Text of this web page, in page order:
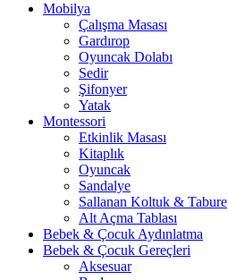
Mobilya
Çalışma Masası
Gardırop
⁠Oyuncak Dolabı
Sedir
Şifonyer
Yatak
Montessori
Etkinlik Masası
Kitaplık
Oyuncak
Sandalye
Sallanan Koltuk & Tabure
Alt Açma Tablası
Bebek & Çocuk Aydınlatma
Bebek & Çocuk Gereçleri
Aksesuar